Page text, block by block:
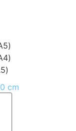
cm